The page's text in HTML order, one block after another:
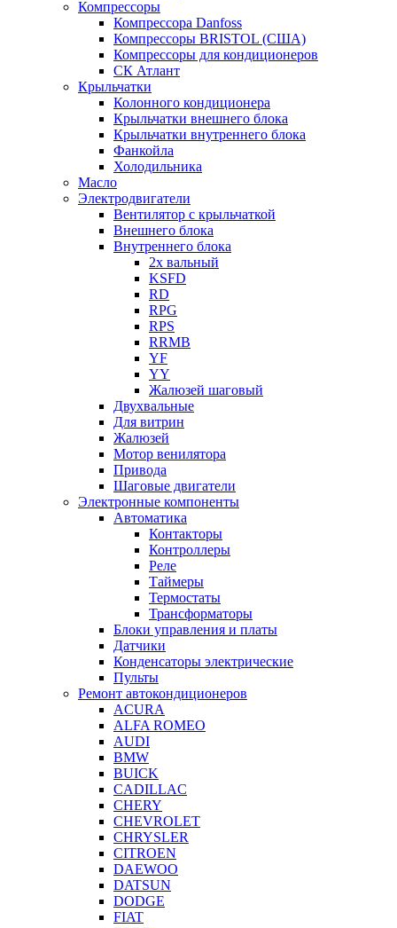
Компрессоры
Компрессора Danfoss
Компрессоры BRISTOL (США)
Компрессоры для кондиционеров
СК Атлант
Крыльчатки
Колонного кондиционера
Крыльчатки внешнего блока
Крыльчатки внутреннего блока
Фанкойла
Холодильника
Масло
Электродвигатели
Вентилятор с крыльчаткой
Внешнего блока
Внутреннего блока
2х вальный
KSFD
RD
RPG
RPS
RRMB
YF
YY
Жалюзей шаговый
Двухвальные
Для витрин
Жалюзей
Мотор венилятора
Привода
Шаговые двигатели
Электронные компоненты
Автоматика
Контакторы
Контроллеры
Реле
Таймеры
Термостаты
Трансформаторы
Блоки управления и платы
Датчики
Конденсаторы электрические
Пульты
Ремонт автокондиционеров
ACURA
ALFA ROMEO
AUDI
BMW
BUICK
CADILLAC
CHERY
CHEVROLET
CHRYSLER
CITROEN
DAEWOO
DATSUN
DODGE
FIAT